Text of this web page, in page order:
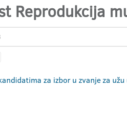
Reprodukcija
za izbor u zvanje za